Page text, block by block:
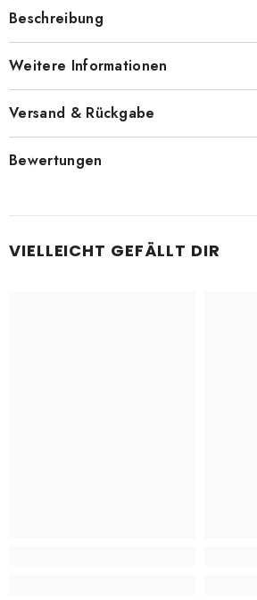
Beschreibung
Weitere Informationen
Versand & Rückgabe
Bewertungen
VIELLEICHT GEFÄLLT DIR